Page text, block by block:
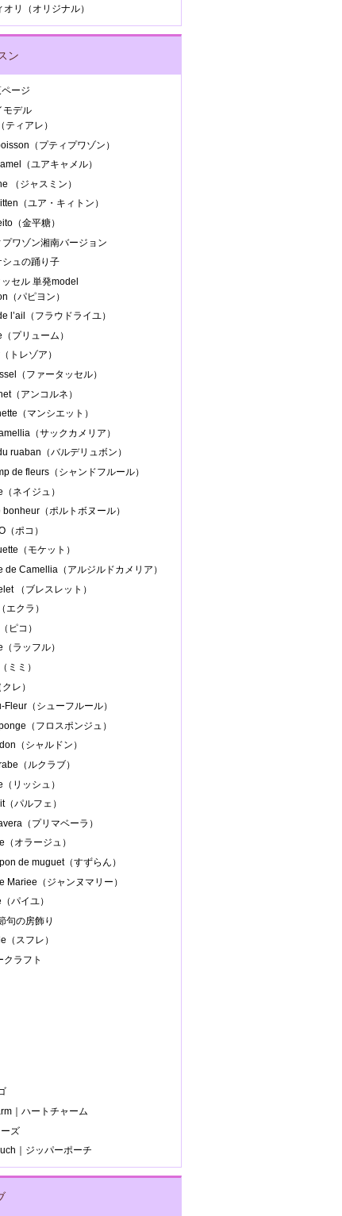
オリ（オリジナル）
ン
ージ
モデル
ティアレ）
（プティプワゾン）
（ユアキャメル）
（ジャスミン）
（ユア・キィトン）
（金平糖）
プワゾン湘南バージョン
シュの踊り子
セル 単発model
（パピヨン）
l’ail（フラウドライユ）
プリューム）
トレゾア）
（ファータッセル）
（アンコルネ）
（マンシエット）
（サックカメリア）
ruaban（バルデリュボン）
de fleurs（シャンドフルール）
ネイジュ）
（ポルトボヌール）
（ポコ）
（モケット）
de Camellia（アルジルドカメリア）
（ブレスレット）
エクラ）
ピコ）
ラッフル）
ミミ）
レ）
（シューフルール）
（フロスポンジュ）
（シャルドン）
（ルクラブ）
リッシュ）
パルフェ）
（プリマベーラ）
オラージュ）
de muguet（すずらん）
Mariee（ジャンヌマリー）
パイユ）
句の房飾り
（スフレ）
ラフト
｜ハートチャーム
ズ
｜ジッパーポーチ